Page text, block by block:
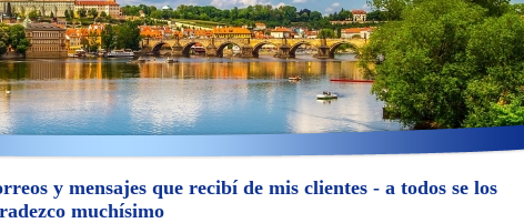
y mensajes que recibí de mis clientes - a todos se los
muchísimo